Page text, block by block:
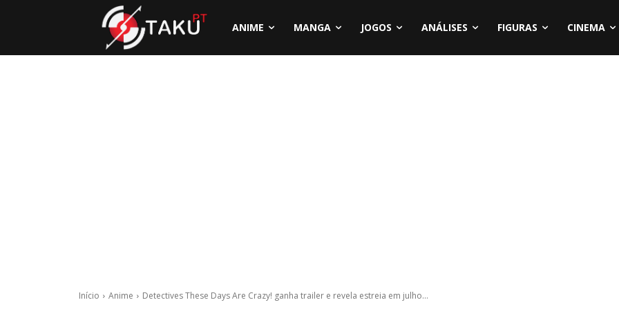
ANIME MANGA JOGOS ANÁLISES FIGURAS CINEMA
Início Anime Detectives These Days Are Crazy! ganha trailer e revela estreia em julho...